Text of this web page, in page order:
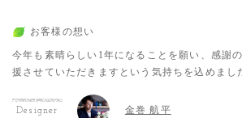
お客様の想い
今年も素晴らしい1年になることを願い、感謝
援させていただきますという気持ちを込めまし
Designer 金巻 航平